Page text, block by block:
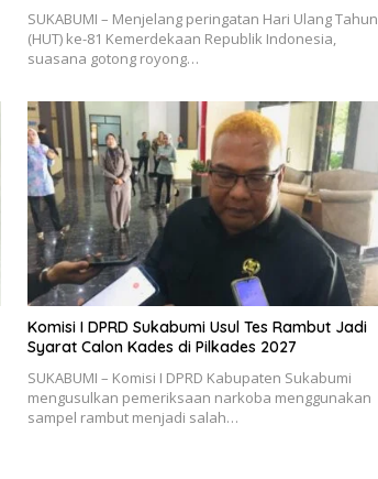
SUKABUMI – Menjelang peringatan Hari Ulang Tahun
(HUT) ke-81 Kemerdekaan Republik Indonesia,
suasana gotong royong…
Komisi I DPRD Sukabumi Usul Tes Rambut Jadi
Syarat Calon Kades di Pilkades 2027
SUKABUMI – Komisi I DPRD Kabupaten Sukabumi
mengusulkan pemeriksaan narkoba menggunakan
sampel rambut menjadi salah…